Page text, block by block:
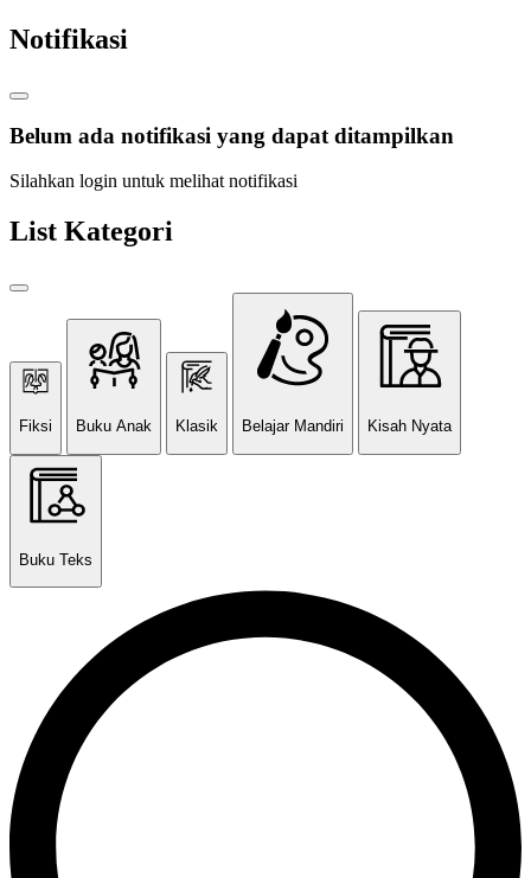
Notifikasi
Belum ada notifikasi yang dapat ditampilkan
Silahkan login untuk melihat notifikasi
List Kategori
Fiksi Buku Anak Klasik Belajar Mandiri Kisah Nyata
Buku Teks